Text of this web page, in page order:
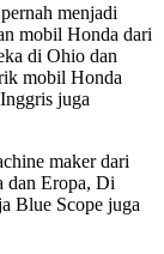
menjadi
mobil Honda dari
di Ohio dan
mobil Honda
juga
maker dari
dan Eropa, Di
Blue Scope juga